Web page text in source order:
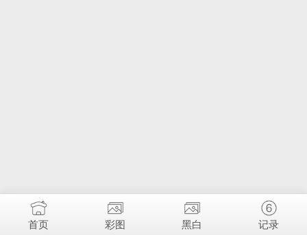
首页 彩图 黑白 记录